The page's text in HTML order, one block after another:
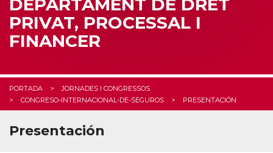
DEPARTAMENT DE DRET
PRIVAT, PROCESSAL I
FINANCER
PORTADA
JORNADES I CONGRESSOS
CONGRESO-INTERNACIONAL-DE-SEGUROS
PRESENTACIÓN
Presentación